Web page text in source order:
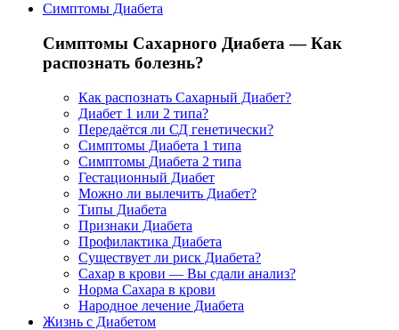
Симптомы Диабета
Симптомы Сахарного Диабета — Как
распознать болезнь?
Как распознать Сахарный Диабет?
Диабет 1 или 2 типа?
Передаётся ли СД генетически?
Симптомы Диабета 1 типа
Симптомы Диабета 2 типа
Гестационный Диабет
Можно ли вылечить Диабет?
Типы Диабета
Признаки Диабета
Профилактика Диабета
Существует ли риск Диабета?
Сахар в крови — Вы сдали анализ?
Норма Сахара в крови
Народное лечение Диабета
Жизнь с Диабетом